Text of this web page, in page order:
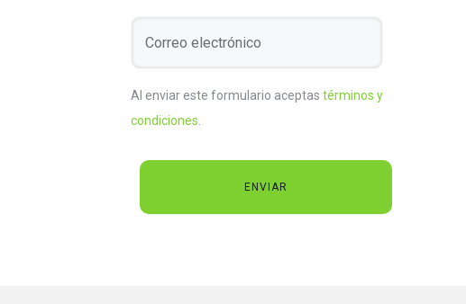
Al enviar este formulario aceptas términos y
condiciones